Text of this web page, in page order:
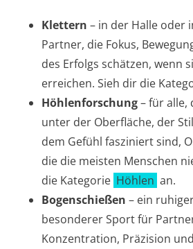
Klettern – in der Halle oder
Partner, die Fokus,
des Erfolgs schätzen, wenn
erreichen. Sieh dir die
Höhlenforschung– für alle,
unter der Oberfläche, der
dem Gefühl fasziniert sind,
die die meisten Menschen
die Kategorie Höhlen an.
Bogenschießen – ein
besonderer Sport für
Konzentration, Präzision